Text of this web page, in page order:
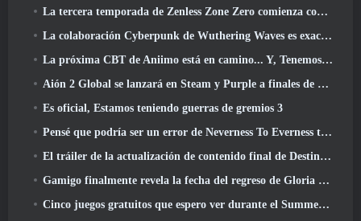
La tercera temporada de Zenless Zone Zero comienza con un viaje a una isla Bangboo en el cielo, Y a la plataforma Steam
La colaboración Cyberpunk de Wuthering Waves es exactamente lo que quiero de mis eventos cruzados de videojuegos
La próxima CBT de Aniimo está en camino... Y, Tenemos una ventana de lanzamiento oficial
Aión 2 Global se lanzará en Steam y Purple a finales de este año
Es oficial, Estamos teniendo guerras de gremios 3
Pensé que podría ser un error de Neverness To Everness tener el evento Porsche Collab Gacha tan temprano, Pero me equivoqué
El tráiler de la actualización de contenido final de Destiny 2 es un grito de guerra
Gamigo finalmente revela la fecha del regreso de Gloria Victis, ¿Sobrevivirá la segunda vez??
Cinco juegos gratuitos que espero ver durante el Summer Game Fest